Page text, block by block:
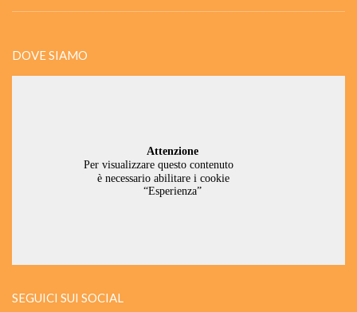
DOVE SIAMO
SEGUICI SUI SOCIAL